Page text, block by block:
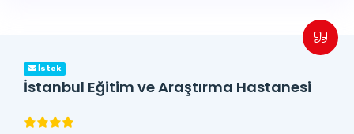
İstek
İstanbul Eğitim ve Araştırma Hastanesi